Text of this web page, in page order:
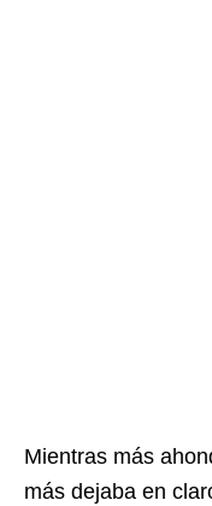
Mientras más
más dejaba en